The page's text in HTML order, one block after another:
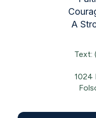
A
Text:
1024